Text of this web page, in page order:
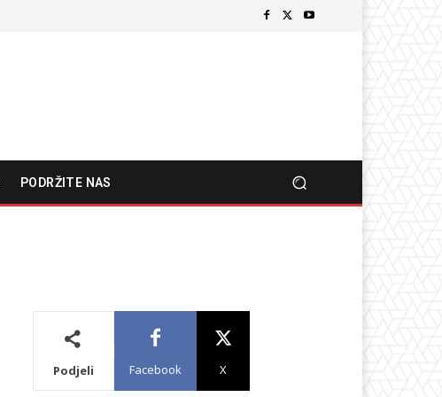
PODRŽITE NAS
Podjeli Facebook X